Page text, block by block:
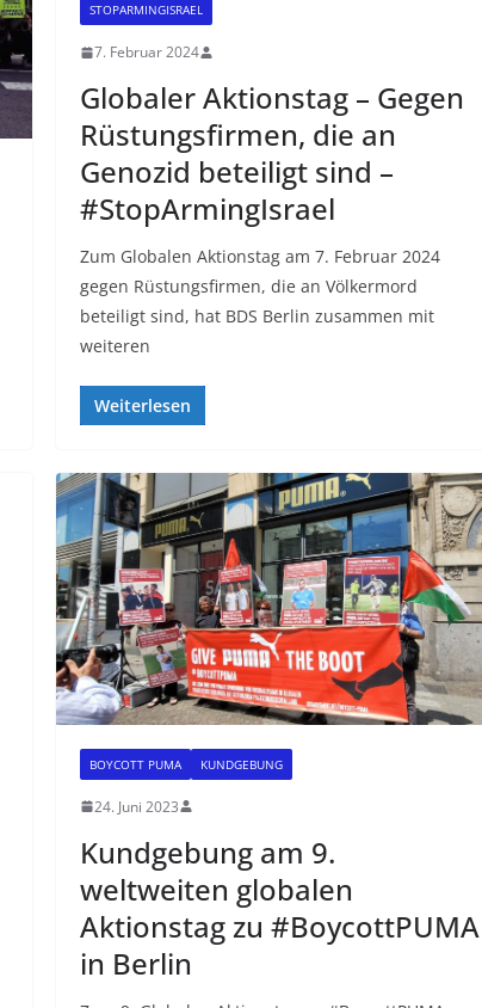
STOPARMINGISRAEL
7. Februar 2024
Globaler Aktionstag – Gegen
Rüstungsfirmen, die an
Genozid beteiligt sind –
#StopArmingIsrael
Zum Globalen Aktionstag am 7. Februar 2024
gegen Rüstungsfirmen, die an Völkermord
beteiligt sind, hat BDS Berlin zusammen mit
weiteren
Weiterlesen
BOYCOTT PUMA KUNDGEBUNG
24. Juni 2023
Kundgebung am 9.
weltweiten globalen
Aktionstag zu #BoycottPUMA
in Berlin